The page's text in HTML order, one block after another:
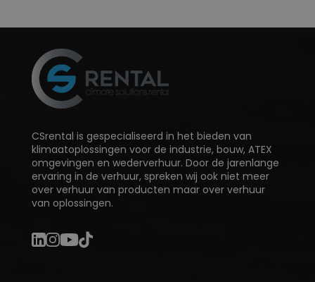
CSrental is gespecialiseerd in het bieden van
klimaatoplossingen voor de industrie, bouw, ATEX
omgevingen en wederverhuur. Door de jarenlange
ervaring in de verhuur, spreken wij ook niet meer
over verhuur van producten maar over verhuur
van oplossingen.